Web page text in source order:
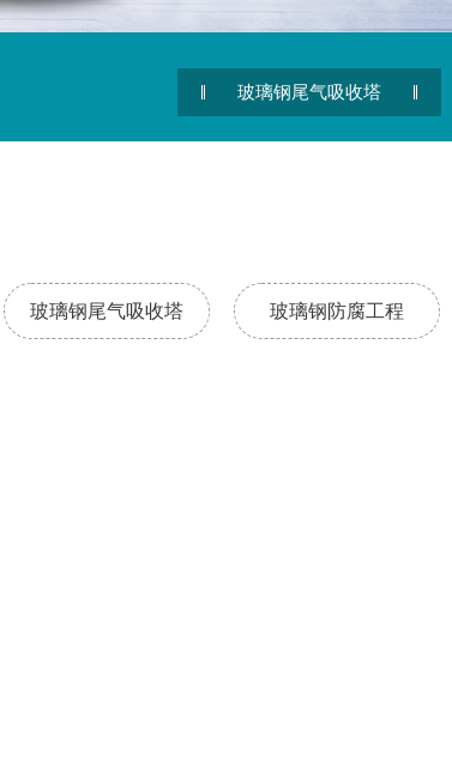
玻璃钢尾气吸收塔
玻璃钢尾气吸收塔 玻璃钢防腐工程